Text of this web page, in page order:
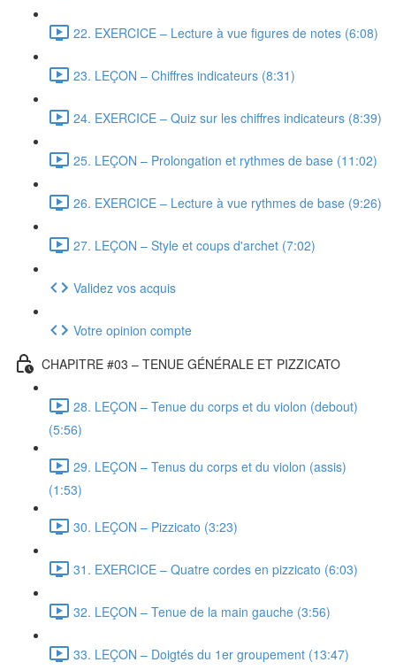
22. EXERCICE – Lecture à vue figures de notes (6:08)
23. LEÇON – Chiffres indicateurs (8:31)
24. EXERCICE – Quiz sur les chiffres indicateurs (8:39)
25. LEÇON – Prolongation et rythmes de base (11:02)
26. EXERCICE – Lecture à vue rythmes de base (9:26)
27. LEÇON – Style et coups d'archet (7:02)
Validez vos acquis
Votre opinion compte
CHAPITRE #03 – TENUE GÉNÉRALE ET PIZZICATO
28. LEÇON – Tenue du corps et du violon (debout)
(5:56)
29. LEÇON – Tenus du corps et du violon (assis)
(1:53)
30. LEÇON – Pizzicato (3:23)
31. EXERCICE – Quatre cordes en pizzicato (6:03)
32. LEÇON – Tenue de la main gauche (3:56)
33. LEÇON – Doigtés du 1er groupement (13:47)